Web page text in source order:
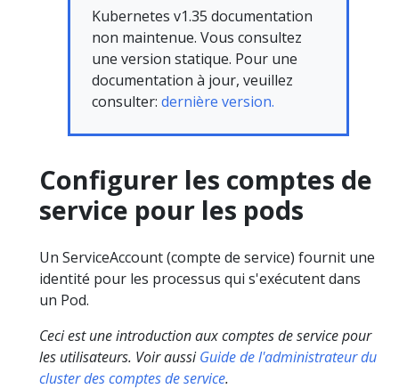
Kubernetes v1.35 documentation
non maintenue. Vous consultez
une version statique. Pour une
documentation à jour, veuillez
consulter: dernière version.
Configurer les comptes de
service pour les pods
Un ServiceAccount (compte de service) fournit une
identité pour les processus qui s'exécutent dans
un Pod.
Ceci est une introduction aux comptes de service pour
les utilisateurs. Voir aussiGuide de l'administrateur du
cluster des comptes de service.